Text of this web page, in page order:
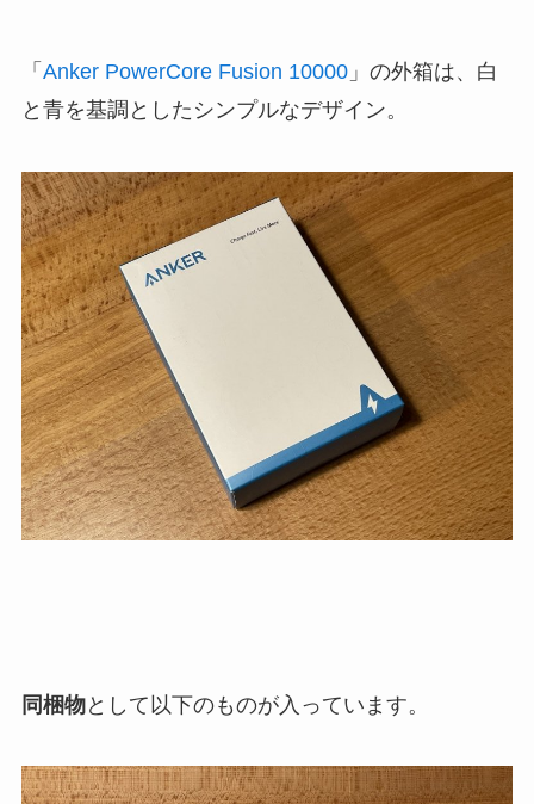
「 Anker PowerCore Fusion 10000」の外箱は、白
と青を基調としたシンプルなデザイン。
同梱物として以下のものが入っています。